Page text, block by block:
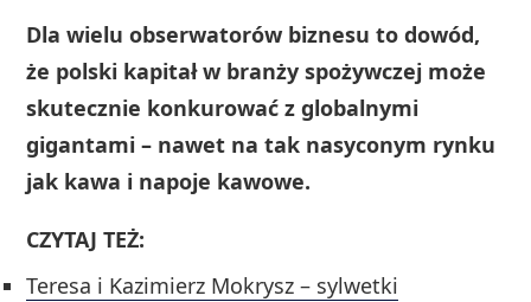
Dla wielu obserwatorów biznesu to dowód,
że polski kapitał w branży spożywczej może
skutecznie konkurować z globalnymi
gigantami – nawet na tak nasyconym rynku
jak kawa i napoje kawowe.
CZYTAJ TEŻ:
Teresa i Kazimierz Mokrysz – sylwetki